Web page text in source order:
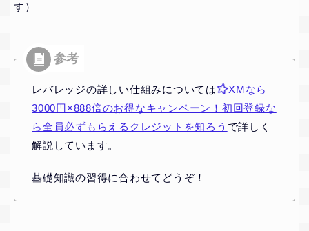
す）
レバレッジの詳しい仕組みについては
XMなら
3000円×888倍のお得なキャンペーン！初回登録な
ら全員必ずもらえるクレジットを知ろう で詳しく
解説しています。
基礎知識の習得に合わせてどうぞ！